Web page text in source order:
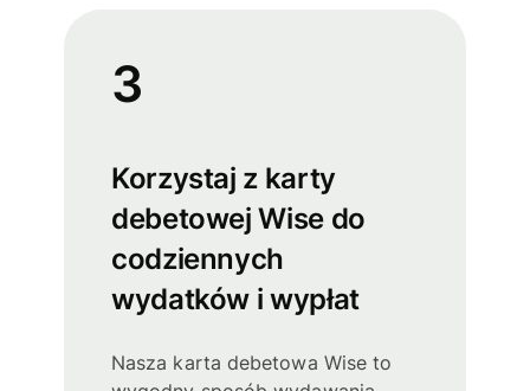
3
Korzystaj z karty
debetowej Wise do
codziennych
wydatków i wypłat
Nasza karta debetowa Wise to